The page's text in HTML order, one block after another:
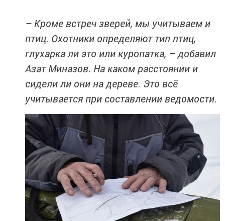
– Кроме встреч зверей, мы учитываем и
птиц. Охотники определяют тип птиц,
глухарка ли это или куропатка, – добавил
Азат Миназов. На каком расстоянии и
сидели ли они на дереве. Это всё
учитывается при составлении ведомости.